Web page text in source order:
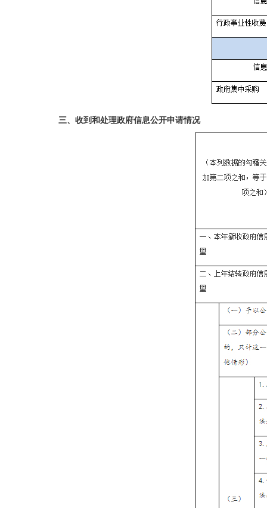
三、收到和处理政府信息公开申请情况